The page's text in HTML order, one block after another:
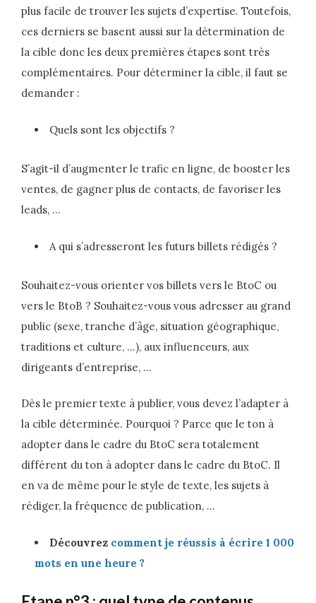
plus facile de trouver les sujets d’expertise. Toutefois,
ces derniers se basent aussi sur la détermination de
la cible donc les deux premières étapes sont très
complémentaires. Pour déterminer la cible, il faut se
demander :
Quels sont les objectifs ?
S’agit-il d’augmenter le trafic en ligne, de booster les
ventes, de gagner plus de contacts, de favoriser les
leads, …
A qui s’adresseront les futurs billets rédigés ?
Souhaitez-vous orienter vos billets vers le BtoC ou
vers le BtoB ? Souhaitez-vous vous adresser au grand
public (sexe, tranche d’âge, situation géographique,
traditions et culture, …), aux influenceurs, aux
dirigeants d’entreprise, …
Dès le premier texte à publier, vous devez l’adapter à
la cible déterminée. Pourquoi ? Parce que le ton à
adopter dans le cadre du BtoC sera totalement
différent du ton à adopter dans le cadre du BtoC. Il
en va de même pour le style de texte, les sujets à
rédiger, la fréquence de publication, …
Découvrez comment je réussis à écrire 1 000
mots en une heure ?